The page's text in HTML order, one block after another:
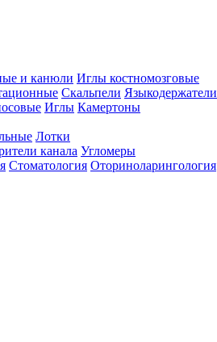
и канюли Иглы костномозговые
Скальпели Языкодержатели
Иглы Камертоны
Лотки
канала Угломеры
Стоматология Оториноларингология